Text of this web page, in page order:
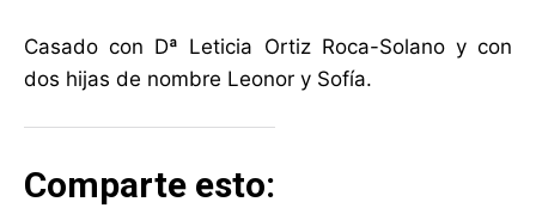
Casado con Dª Leticia Ortiz Roca-Solano y con
dos hijas de nombre Leonor y Sofía.
Comparte esto: